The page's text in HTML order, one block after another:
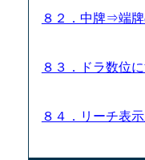
８２．中牌⇒端
８３．ドラ数位
８４．リーチ表